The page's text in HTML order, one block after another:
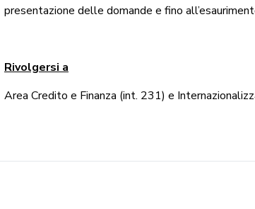
presentazione delle domande e fino
Rivolgersi a
Area Credito e Finanza (int. 231) e